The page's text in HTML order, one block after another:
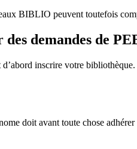
BIBLIO peuvent toutefois
demandes de
inscrire votre
doit avant toute chose